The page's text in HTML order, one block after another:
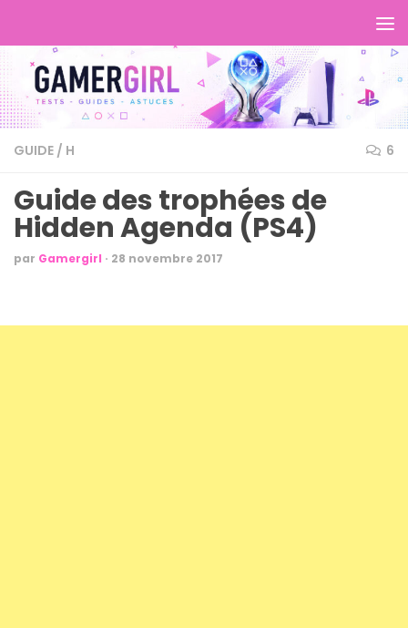
GUIDE / H 6
Guide des trophées de
Hidden Agenda (PS4)
par Gamergirl · 28 novembre 2017